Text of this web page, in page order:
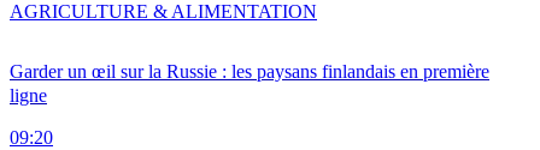
Garder un œil sur la Russie : les paysans finlandais en première
ligne
09:20
AGRICULTURE & ALIMENTATION